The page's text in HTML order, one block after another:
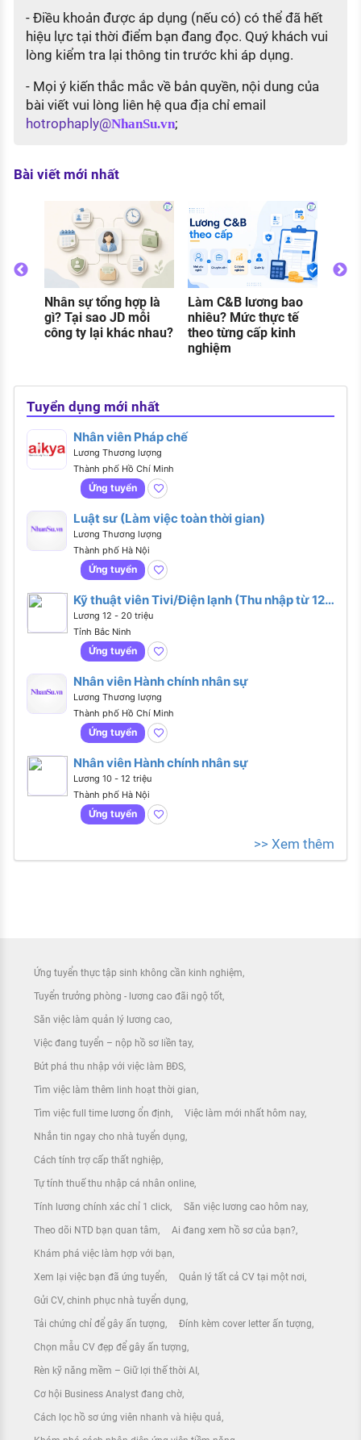
- Điều khoản được áp dụng (nếu có) có thể đã hết
hiệu lực tại thời điểm bạn đang đọc. Quý khách vui
lòng kiểm tra lại thông tin trước khi áp dụng.
- Mọi ý kiến thắc mắc về bản quyền, nội dung của
bài viết vui lòng liên hệ qua địa chỉ email
hotrophaply@NhanSu.vn;
Bài viết mới nhất
Nhân sự tổng hợp là
gì? Tại sao JD mỗi
công ty lại khác nhau?
Làm C&B lương bao
nhiêu? Mức thực tế
theo từng cấp kinh
nghiệm
khi
Tuyển dụng mới nhất
Nhân viên Pháp chế
Lương Thương lượng
Thành phố Hồ Chí Minh
Ứng tuyển
Luật sư (Làm việc toàn thời gian)
Lương Thương lượng
Thành phố Hà Nội
Ứng tuyển
Kỹ thuật viên Tivi/Điện lạnh (Thu nhập từ 12-
20 Triệu/Tháng - Tại Trung tâm Bảo hành TP.
Bắc Ninh)
Lương 12 - 20 triệu
Tỉnh Bắc Ninh
Ứng tuyển
Nhân viên Hành chính nhân sự
Lương Thương lượng
Thành phố Hồ Chí Minh
Ứng tuyển
Nhân viên Hành chính nhân sự
Lương 10 - 12 triệu
Thành phố Hà Nội
Ứng tuyển
>> Xem thêm
Ứng tuyển thực tập sinh không cần kinh nghiệm
Tuyển trưởng phòng - lương cao đãi ngộ tốt
Săn việc làm quản lý lương cao
Việc đang tuyển – nộp hồ sơ liền tay
Bứt phá thu nhập với việc làm BĐS
Tìm việc làm thêm linh hoạt thời gian
Tìm việc full time lương ổn định Việc làm mới nhất hôm nay
Nhắn tin ngay cho nhà tuyển dụng
Cách tính trợ cấp thất nghiệp
Tự tính thuế thu nhập cá nhân online
Tính lương chính xác chỉ 1 click Săn việc lương cao hôm nay
Theo dõi NTD bạn quan tâm Ai đang xem hồ sơ của bạn?
Khám phá việc làm hợp với bạn
Xem lại việc bạn đã ứng tuyển Quản lý tất cả CV tại một nơi
Gửi CV, chinh phục nhà tuyển dụng
Tải chứng chỉ để gây ấn tượng Đính kèm cover letter ấn tượng
Chọn mẫu CV đẹp để gây ấn tượng
Rèn kỹ năng mềm – Giữ lợi thế thời AI
Cơ hội Business Analyst đang chờ
Cách lọc hồ sơ ứng viên nhanh và hiệu quả